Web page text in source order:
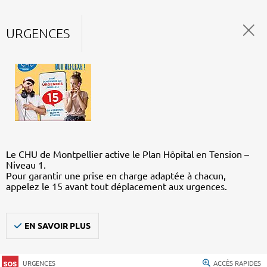
URGENCES
Le CHU de Montpellier active le Plan Hôpital en Tension –
Niveau 1.
Pour garantir une prise en charge adaptée à chacun,
appelez le 15 avant tout déplacement aux urgences.
EN SAVOIR PLUS
URGENCES ACCÈS RAPIDES